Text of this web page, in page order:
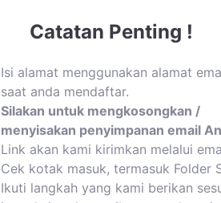
Catatan Penting !
Isi alamat menggunakan alamat
saat anda mendaftar.
Silakan untuk mengkosongkan /
menyisakan penyimpanan email
Link akan kami kirimkan melalui
Cek kotak masuk, termasuk Folder
Ikuti langkah yang kami berikan